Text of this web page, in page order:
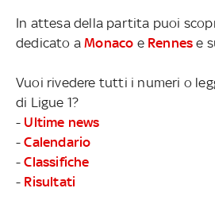
In attesa della partita puoi
dedicato aMonaco e Rennes e
Vuoi rivedere tutti i numeri o
di Ligue 1?
- Ultime news
-Calendario
-Classifiche
- Risultati